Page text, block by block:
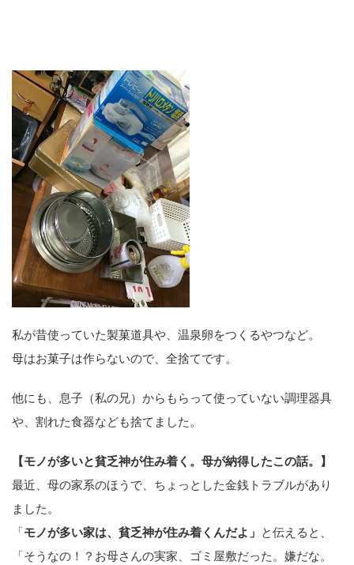
私が昔使っていた製菓道具や、温泉卵をつくるやつなど。
母はお菓子は作らないので、全捨てです。
他にも、息子（私の兄）からもらって使っていない調理器具
や、割れた食器なども捨てました。
【モノが多いと貧乏神が住み着く。母が納得したこの話。】
最近、母の家系のほうで、ちょっとした金銭トラブルがあり
ました。
「モノが多い家は、貧乏神が住み着くんだよ」 と伝えると、
「そうなの！？お母さんの実家、ゴミ屋敷だった。嫌だな。